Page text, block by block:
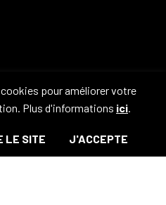
pour améliorer votre
Plus d'informations ici.
LE SITE J'ACCEPTE
2026 - Camouflage 83